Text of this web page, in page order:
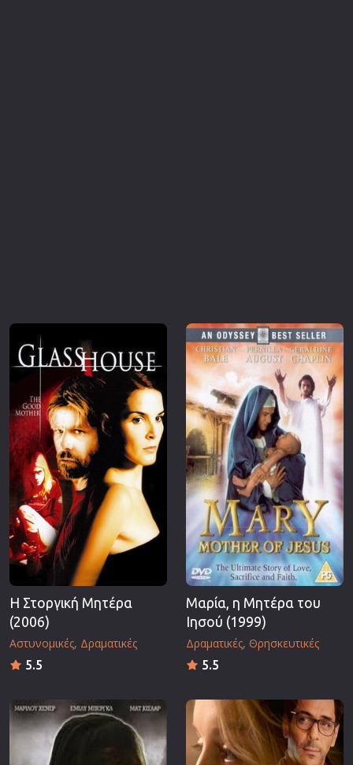
Η Στοργική Μητέρα
(2006)
Αστυνομικές Δραματικές
5.5
Μαρία, η Μητέρα του
Ιησού (1999)
Δραματικές Θρησκευτικές
5.5